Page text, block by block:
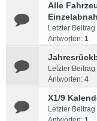
Alle
Letzter Beitrag
Antworten: 1
Letzter Beitrag
Antworten: 4
X1/9
Letzter Beitrag